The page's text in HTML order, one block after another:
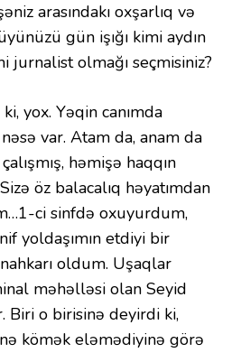
arasındakı oxşarlıq və
gün işığı kimi aydın
jurnalist olmağı seçmisiniz?
yox. Yəqin canımda
var. Atam da, anam da
həmişə haqqın
öz balacalıq həyatımdan
ci sinfdə oxuyurdum,
yoldaşımın etdiyi bir
oldum. Uşaqlar
məhəlləsi olan Seyid
Biri o birisinə deyirdi ki,
kömək eləmədiyinə görə